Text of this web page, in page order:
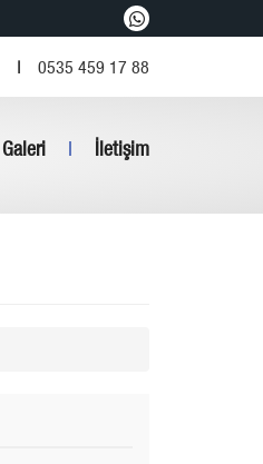
| 0535 459 17 88
Galeri | İletişim